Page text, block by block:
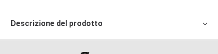
Descrizione del prodotto